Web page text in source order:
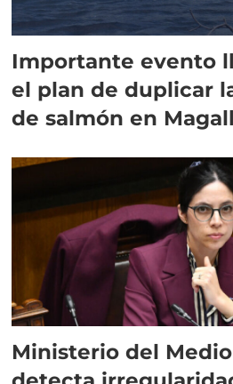
Importante evento
el plan de duplicar
de salmón en
Ministerio del